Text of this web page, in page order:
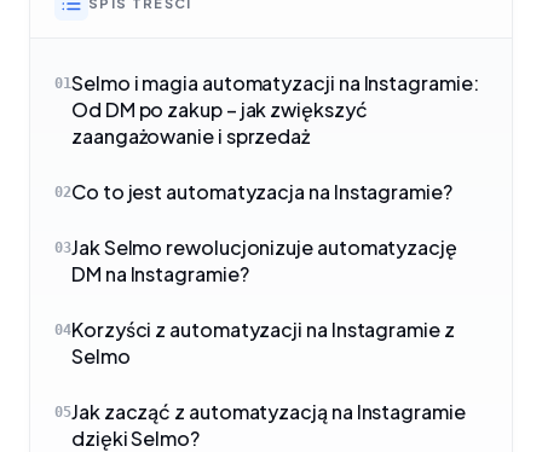
01Selmo i magia automatyzacji na Instagramie:
Od DM po zakup – jak zwiększyć
zaangażowanie i sprzedaż
02Co to jest automatyzacja na Instagramie?
03Jak Selmo rewolucjonizuje automatyzację
DM na Instagramie?
04Korzyści z automatyzacji na Instagramie z
Selmo
05Jak zacząć z automatyzacją na Instagramie
dzięki Selmo?